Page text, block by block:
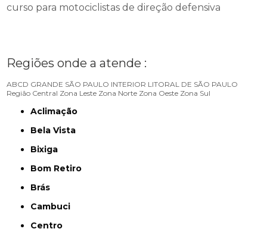
curso para motociclistas de direção defensiva
Regiões onde a atende :
ABCD GRANDE SÃO PAULO INTERIOR LITORAL DE SÃO PAULO
Região Central Zona Leste Zona Norte Zona Oeste Zona Sul
Aclimação
Bela Vista
Bixiga
Bom Retiro
Brás
Cambuci
Centro